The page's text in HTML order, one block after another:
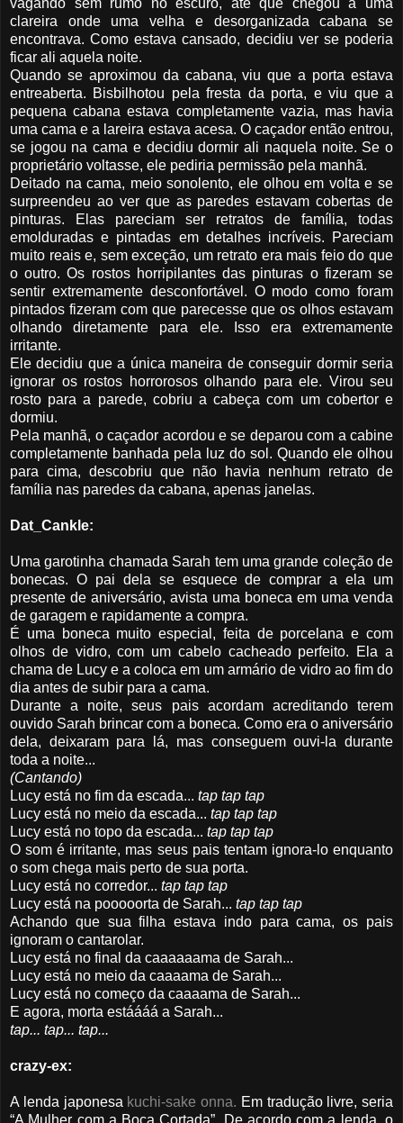
vagando sem rumo no escuro, até que chegou a uma
clareira onde uma velha e desorganizada cabana se
encontrava. Como estava cansado, decidiu ver se poderia
ficar ali aquela noite.
Quando se aproximou da cabana, viu que a porta estava
entreaberta. Bisbilhotou pela fresta da porta, e viu que a
pequena cabana estava completamente vazia, mas havia
uma cama e a lareira estava acesa. O caçador então entrou,
se jogou na cama e decidiu dormir ali naquela noite. Se o
proprietário voltasse, ele pediria permissão pela manhã.
Deitado na cama, meio sonolento, ele olhou em volta e se
surpreendeu ao ver que as paredes estavam cobertas de
pinturas. Elas pareciam ser retratos de família, todas
emolduradas e pintadas em detalhes incríveis. Pareciam
muito reais e, sem exceção, um retrato era mais feio do que
o outro. Os rostos horripilantes das pinturas o fizeram se
sentir extremamente desconfortável. O modo como foram
pintados fizeram com que parecesse que os olhos estavam
olhando diretamente para ele. Isso era extremamente
irritante.
Ele decidiu que a única maneira de conseguir dormir seria
ignorar os rostos horrorosos olhando para ele. Virou seu
rosto para a parede, cobriu a cabeça com um cobertor e
dormiu.
Pela manhã, o caçador acordou e se deparou com a cabine
completamente banhada pela luz do sol. Quando ele olhou
para cima, descobriu que não havia nenhum retrato de
família nas paredes da cabana, apenas janelas.
Dat_Cankle:
Uma garotinha chamada Sarah tem uma grande coleção de
bonecas. O pai dela se esquece de comprar a ela um
presente de aniversário, avista uma boneca em uma venda
de garagem e rapidamente a compra.
É uma boneca muito especial, feita de porcelana e com
olhos de vidro, com um cabelo cacheado perfeito. Ela a
chama de Lucy e a coloca em um armário de vidro ao fim do
dia antes de subir para a cama.
Durante a noite, seus pais acordam acreditando terem
ouvido Sarah brincar com a boneca. Como era o aniversário
dela, deixaram para lá, mas conseguem ouvi-la durante
toda a noite...
(Cantando)
Lucy está no fim da escada... tap tap tap
Lucy está no meio da escada... tap tap tap
Lucy está no topo da escada... tap tap tap
O som é irritante, mas seus pais tentam ignora-lo enquanto
o som chega mais perto de sua porta.
Lucy está no corredor... tap tap tap
Lucy está na pooooorta de Sarah... tap tap tap
Achando que sua filha estava indo para cama, os pais
ignoram o cantarolar.
Lucy está no final da caaaaaama de Sarah...
Lucy está no meio da caaaama de Sarah...
Lucy está no começo da caaaama de Sarah...
E agora, morta estáááá a Sarah...
tap... tap... tap...
crazy-ex:
A lenda japonesa kuchi-sake onna. Em tradução livre, seria